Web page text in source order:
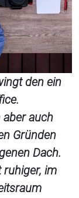
den ein
aber auch
Gründen
Dach.
im